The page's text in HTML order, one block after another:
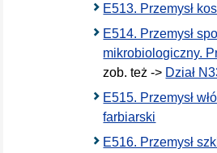
E513. Przemysł
E514. Przemysł
mikrobiologiczny.
zob. też -> Dział
E515. Przemysł
farbiarski
E516. Przemysł